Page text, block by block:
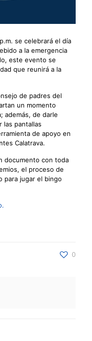
se celebrará el día
a la emergencia
este evento se
que reunirá a la
de padres del
un momento
además, de darle
las pantallas
de apoyo en
Calatrava.
documento con toda
el proceso de
para jugar el bingo
0